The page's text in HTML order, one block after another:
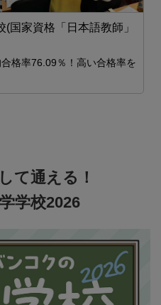
国家資格「日本語教師」
格率76.09％！高い合格率を
て通える！
学校2026